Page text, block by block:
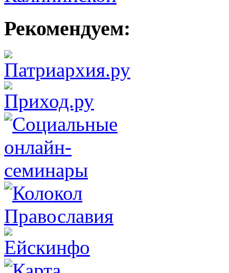
Рекомендуем: